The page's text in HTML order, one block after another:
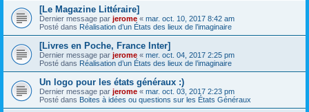
[Le Magazine Littéraire]
Dernier message par jerome « mar. oct. 10, 2017 8:42 am
Posté dans Réalisation d’un États des lieux de l’imaginaire
[Livres en Poche, France Inter]
Dernier message par jerome « mer. oct. 04, 2017 2:25 pm
Posté dans Réalisation d’un États des lieux de l’imaginaire
Un logo pour les états généraux :)
Dernier message par jerome « mar. oct. 03, 2017 2:23 pm
Posté dans Boites à idées ou questions sur les États Généraux